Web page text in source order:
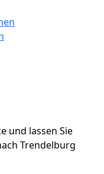
und lassen Sie
Trendelburg